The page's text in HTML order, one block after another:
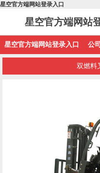
星空官方端网站登录入口
星空官方端网站
星空官方端网站登录入口 公司
双燃料